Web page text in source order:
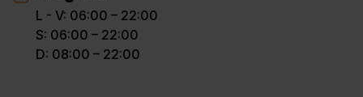
L - V: 06:00 – 22:00
S: 06:00 – 22:00
D: 08:00 – 22:00